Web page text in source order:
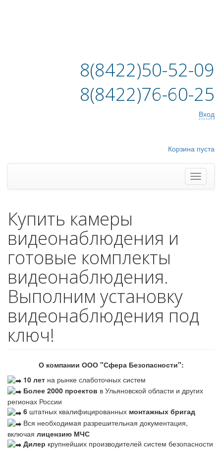
8(8422)50-52-09
8(8422)76-60-25
Вход
Корзина пуста
Купить камеры
видеонаблюдения и
готовые комплекты
видеонаблюдения.
Выполним установку
видеонаблюдения под
ключ!
О компании ООО "Сфера Безопасности":
10 лет на рынке слаботочных систем
Более 2000 проектов в Ульяновской области и других
регионах России
6 штатных квалифицированных монтажных бригад
Вся необходимая разрешительная документация,
включая лицензию МЧС
Дилер крупнейших производителей систем безопасности